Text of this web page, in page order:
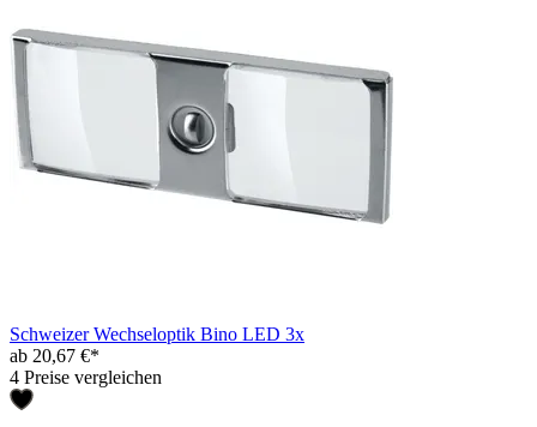
Schweizer Wechseloptik Bino LED 3x
ab 20,67 €*
4 Preise vergleichen